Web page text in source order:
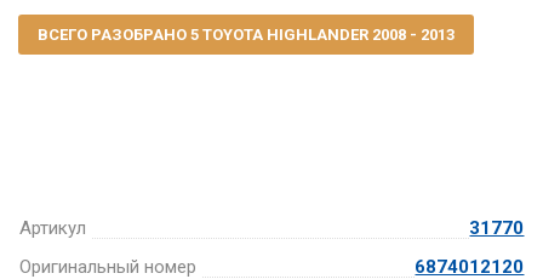
Артикул
31770
Оригинальный номер
6874012120
ВСЕГО РАЗОБРАНО 5 TOYOTA HIGHLANDER 2008 - 2013